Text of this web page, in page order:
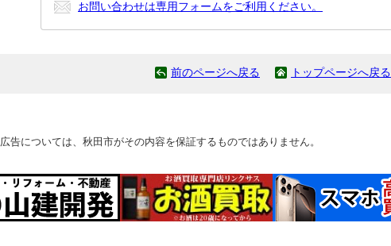
お問い合わせは専用フォームをご利用ください。
前のページへ戻る トップページへ戻る
告については、秋田市がその内容を保証するものではありません。